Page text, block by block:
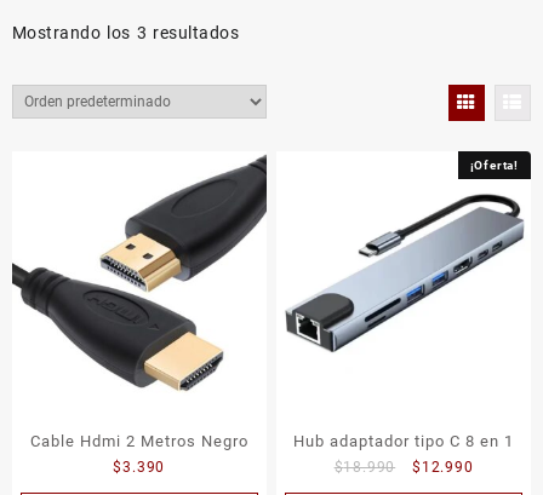
Mostrando los 3 resultados
Cable Hdmi 2 Metros Negro
$3.390
¡Oferta!
Hub adaptador tipo C 8 en 1
$18.990
El
precio
$ 12.990
precio